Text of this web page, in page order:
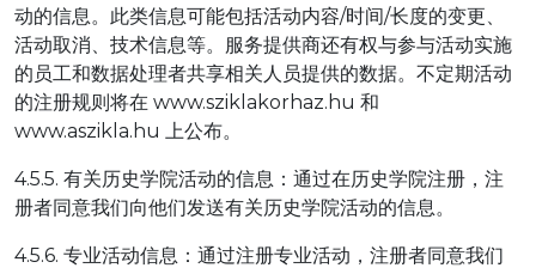
动的信息。此类信息可能包括活动内容/时间/长度的变更、
活动取消、技术信息等。服务提供商还有权与参与活动实施
的员工和数据处理者共享相关人员提供的数据。不定期活动
的注册规则将在 www.sziklakorhaz.hu 和
www.aszikla.hu 上公布。
4.5.5. 有关历史学院活动的信息：通过在历史学院注册，注
册者同意我们向他们发送有关历史学院活动的信息。
4.5.6. 专业活动信息：通过注册专业活动，注册者同意我们